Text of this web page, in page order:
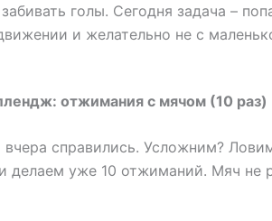
голы. Сегодня задача –
и желательно не с
отжимания с мячом (10 раз)
вчера справились. Усложним?
делаем уже 10 отжиманий. Мяч не